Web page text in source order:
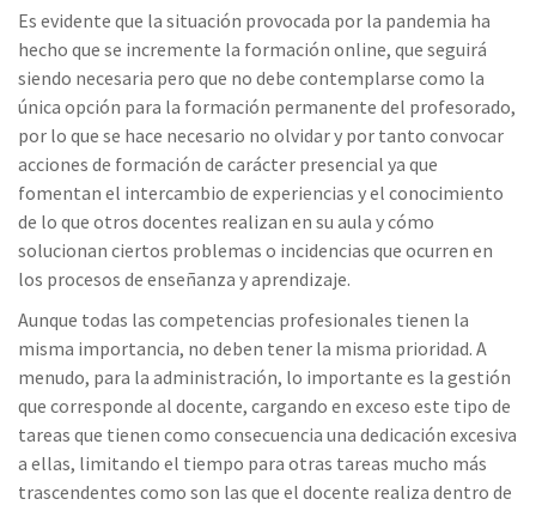
Es evidente que la situación provocada por la pandemia ha
hecho que se incremente la formación online, que seguirá
siendo necesaria pero que no debe contemplarse como la
única opción para la formación permanente del profesorado,
por lo que se hace necesario no olvidar y por tanto convocar
acciones de formación de carácter presencial ya que
fomentan el intercambio de experiencias y el conocimiento
de lo que otros docentes realizan en su aula y cómo
solucionan ciertos problemas o incidencias que ocurren en
los procesos de enseñanza y aprendizaje.
Aunque todas las competencias profesionales tienen la
misma importancia, no deben tener la misma prioridad. A
menudo, para la administración, lo importante es la gestión
que corresponde al docente, cargando en exceso este tipo de
tareas que tienen como consecuencia una dedicación excesiva
a ellas, limitando el tiempo para otras tareas mucho más
trascendentes como son las que el docente realiza dentro de